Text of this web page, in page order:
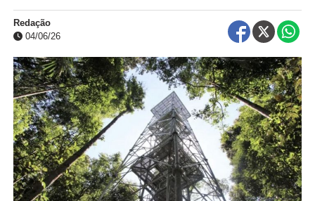
Redação
04/06/26